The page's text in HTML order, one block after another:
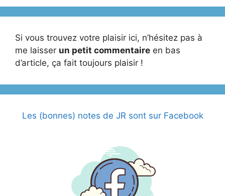
Si vous trouvez votre plaisir ici, n’hésitez pas à
me laisser un petit commentaire en bas
d’article, ça fait toujours plaisir !
Les (bonnes) notes de JR sont sur Facebook